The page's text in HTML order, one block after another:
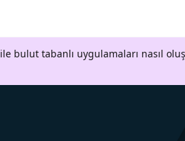
ile bulut tabanlı uygulamaları nasıl